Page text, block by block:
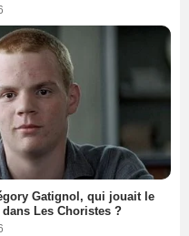
Gatignol, qui jouait le
Les Choristes ?